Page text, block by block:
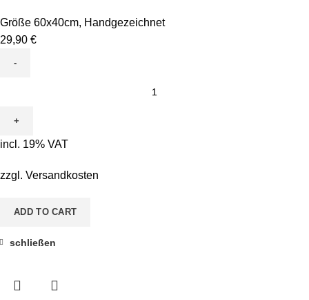
Größe 60x40cm, Handgezeichnet
29,90 €
Ausmalen
-
Conni
quantity
incl. 19% VAT
zzgl. Versandkosten
ADD TO CART
schließen